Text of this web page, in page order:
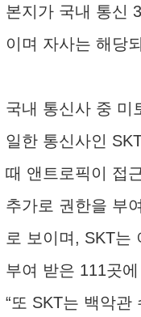
본지가 국내 통신
이며 자사는 해당
국내 통신사 중 미
일한 통신사인
때 앤트로픽이 접
추가로 권한을 부
로 보이며, SKT는
부여 받은 111곳
“또 SKT는 백악관